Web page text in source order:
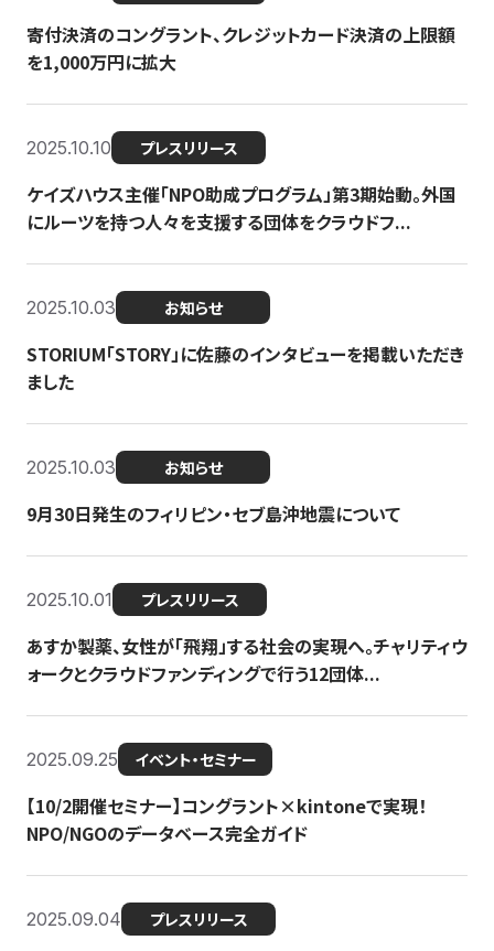
寄付決済のコングラント、クレジットカード決済の上限額
を1,000万円に拡大
2025.10.10 プレスリリース
ケイズハウス主催「NPO助成プログラム」第3期始動。外国
にルーツを持つ人々を支援する団体をクラウドフ...
2025.10.03 お知らせ
STORIUM「STORY」に佐藤のインタビューを掲載いただき
ました
2025.10.03 お知らせ
9月30日発生のフィリピン・セブ島沖地震について
2025.10.01 プレスリリース
あすか製薬、女性が「飛翔」する社会の実現へ。チャリティウ
ォークとクラウドファンディングで行う12団体...
2025.09.25 イベント・セミナー
【10/2開催セミナー】コングラント×kintoneで実現！
NPO/NGOのデータベース完全ガイド
2025.09.04 プレスリリース